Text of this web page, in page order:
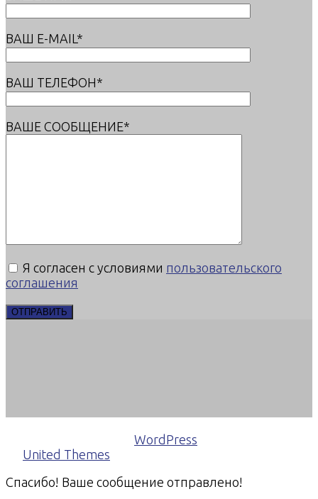
ВАШ E-MAIL*
ВАШ ТЕЛЕФОН*
ВАШЕ СООБЩЕНИЕ*
Я согласен с условиями пользовательского
соглашения
WordPress
United Themes
Спасибо! Ваше сообщение отправлено!